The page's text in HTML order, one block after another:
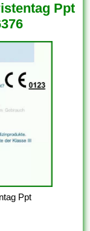
Ppt
Ppt